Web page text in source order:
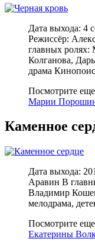
Дата выхода: 4
Режиссёр:
главных
Колганова,
драма
Посмотрите
Марии
Каменное
Дата выхода:
Аравин В
Владимир
мелодрама,
Посмотрите
Екатерины